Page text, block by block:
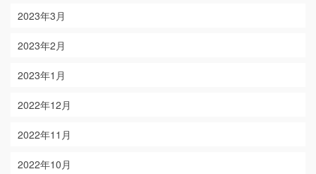
2023年3月
2023年2月
2023年1月
2022年12月
2022年11月
2022年10月